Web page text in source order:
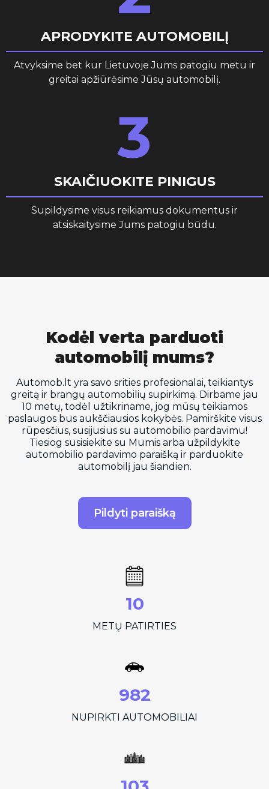
APRODYKITE AUTOMOBILĮ
Atvyksime bet kur Lietuvoje Jums patogiu metu ir
greitai apžiūrėsime Jūsų automobilį.
SKAIČIUOKITE PINIGUS
Supildysime visus reikiamus dokumentus ir
atsiskaitysime Jums patogiu būdu.
Kodėl verta parduoti
automobilį mums?
Automob.lt yra savo srities profesionalai, teikiantys
greitą ir brangų automobilių supirkimą. Dirbame jau
10 metų, todėl užtikriname, jog mūsų teikiamos
paslaugos bus aukščiausios kokybės. Pamirškite visus
rūpesčius, susijusius su automobilio pardavimu!
Tiesiog susisiekite su Mumis arba užpildykite
automobilio pardavimo paraišką ir parduokite
automobilį jau šiandien.
Pildyti paraišką
10
METŲ PATIRTIES
982
NUPIRKTI AUTOMOBILIAI